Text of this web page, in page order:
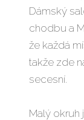
Dámský
chodbu a
že každá
takže zde
secesní.
Malý okruh